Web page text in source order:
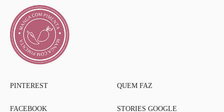
PINTEREST
FACEBOOK
QUEM FAZ
STORIES GOOGLE